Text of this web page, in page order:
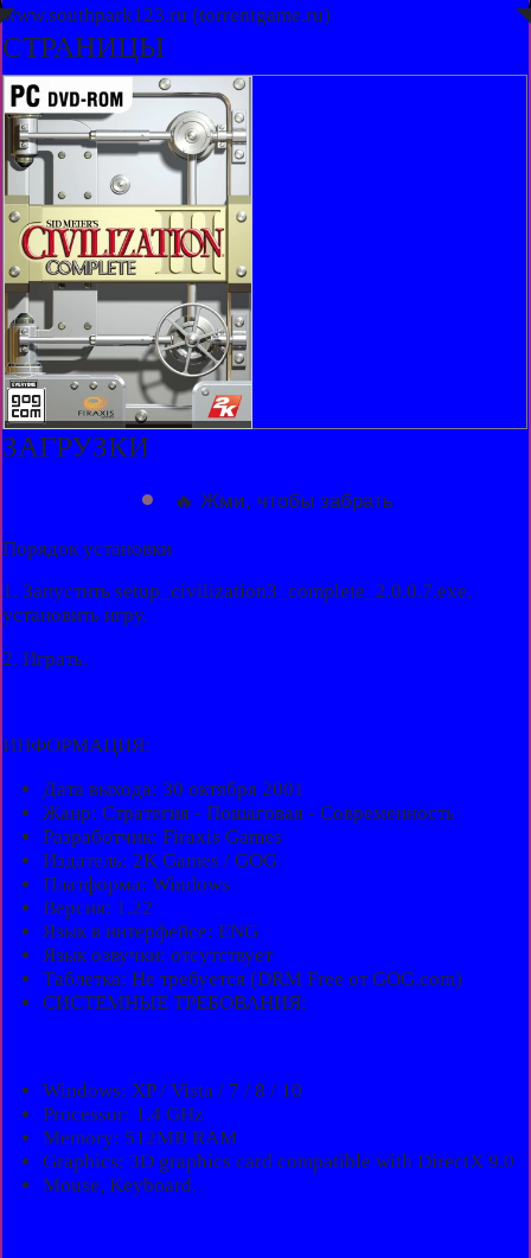
www.southpark123.ru (torrentgame.ru)
◤ ◥
СТРАНИЦЫ
ЗАГРУЗКИ
🔥 Жми, чтобы забрать
Порядок установки
1. Запустить setup_civilization3_complete_2.0.0.7.exe,
установить игру.
2. Играть.
ИНФОРМАЦИЯ:
Дата выхода: 30 октября 2001
Жанр: Стратегия - Пошаговая - Современность
Разработчик: Firaxis Games
Издатель: 2K Games / GOG
Платформа: Windows
Версия: 1.22
Язык в интерфейсе: ENG
Язык озвучки: отсутствует
Таблeтка: Не требуется (DRM Free от GOG.com)
СИСТЕМНЫЕ ТРЕБОВАНИЯ:
Windows: XP / Vista / 7 / 8 / 10
Processor: 1.4 GHz
Memory: 512MB RAM
Graphics: 3D graphics card compatible with DirectX 9.0
Mouse, Keyboard.